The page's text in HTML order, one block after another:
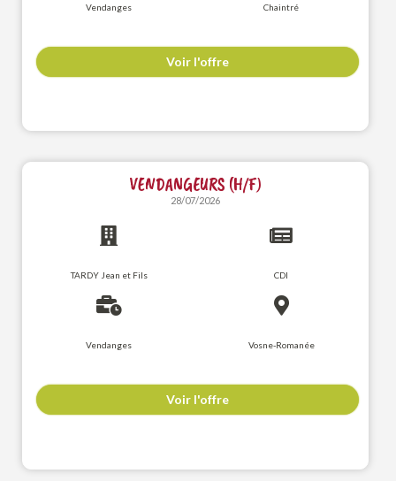
Vendanges Chaintré
Voir l'offre
VENDANGEURS (H/F)
28/07/2026
TARDY Jean et Fils CDI
Vendanges Vosne-Romanée
Voir l'offre